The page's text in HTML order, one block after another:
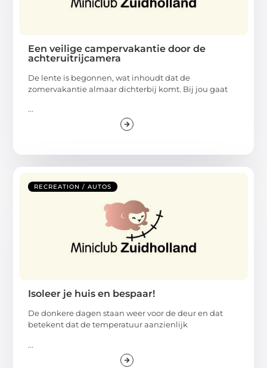
Een veilige campervakantie door de
achteruitrijcamera
De lente is begonnen, wat inhoudt dat de
zomervakantie almaar dichterbij komt. Bij jou gaat
...
RECREATION / AUTOS
Isoleer je huis en bespaar!
De donkere dagen staan weer voor de deur en dat
betekent dat de temperatuur aanzienlijk
...